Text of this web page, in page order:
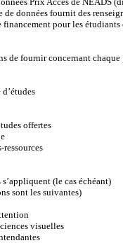
de données fournit des
financement pour les
de fournir concernant
offertes
(le cas échéant)
sont les suivantes)
visuelles